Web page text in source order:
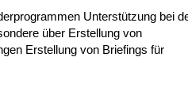
Unterstützung bei
über Erstellung von
Erstellung von Briefings für